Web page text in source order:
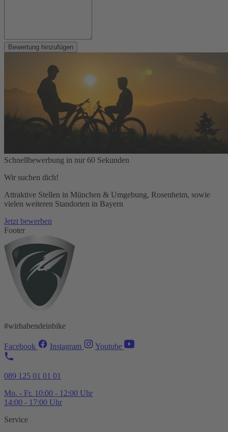
Bewertung hinzufügen
Schnellbewerbung in nur 60 Sekunden
Wir suchen dich!
Attraktive Stellen in München & Umgebung, Rosenheim, sowie
vielen weiteren Standorten in Bayern
Jetzt bewerben
Footer
#wirhabendeinbike
Facebook Instagram Youtube
089 125 01 01 01
Mo. - Fr. 10:00 - 12:00 Uhr
14:00 - 17:00 Uhr
Service